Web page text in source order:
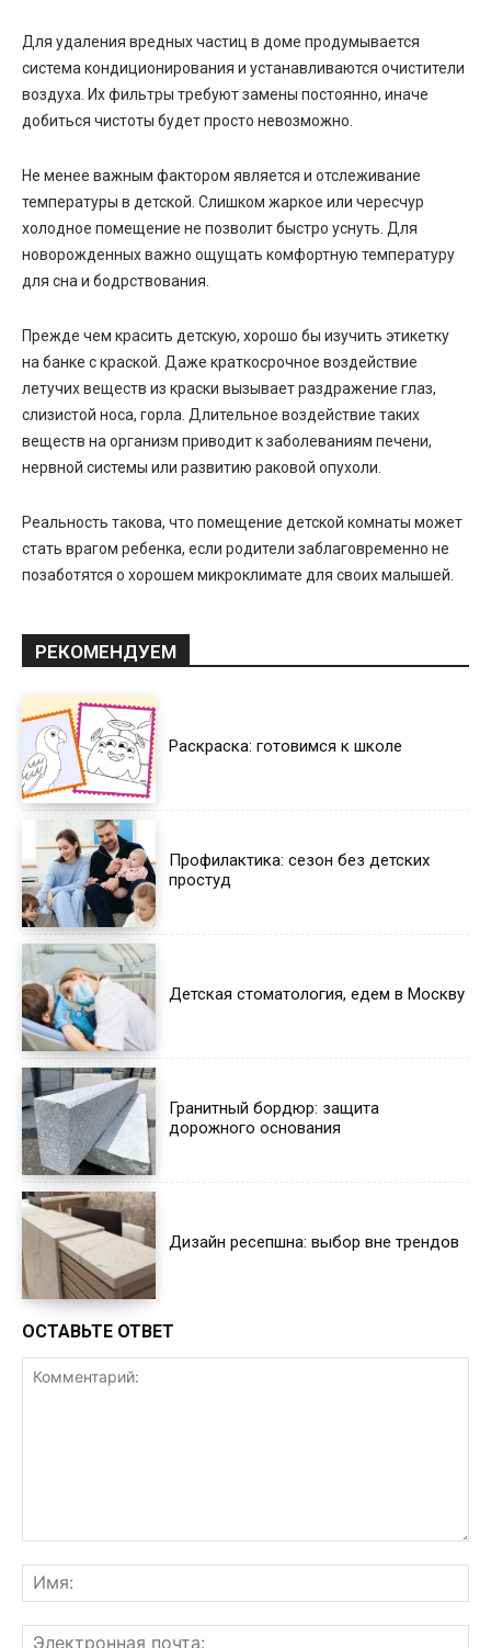
Для удаления вредных частиц в доме продумывается
система кондиционирования и устанавливаются очистители
воздуха. Их фильтры требуют замены постоянно, иначе
добиться чистоты будет просто невозможно.
Не менее важным фактором является и отслеживание
температуры в детской. Слишком жаркое или чересчур
холодное помещение не позволит быстро уснуть. Для
новорожденных важно ощущать комфортную температуру
для сна и бодрствования.
Прежде чем красить детскую, хорошо бы изучить этикетку
на банке с краской. Даже краткосрочное воздействие
летучих веществ из краски вызывает раздражение глаз,
слизистой носа, горла. Длительное воздействие таких
веществ на организм приводит к заболеваниям печени,
нервной системы или развитию раковой опухоли.
Реальность такова, что помещение детской комнаты может
стать врагом ребенка, если родители заблаговременно не
позаботятся о хорошем микроклимате для своих малышей.
РЕКОМЕНДУЕМ
Раскраска: готовимся к школе
Профилактика: сезон без детских
простуд
Детская стоматология, едем в Москву
Гранитный бордюр: защита
дорожного основания
Дизайн ресепшна: выбор вне трендов
ОСТАВЬТЕ ОТВЕТ